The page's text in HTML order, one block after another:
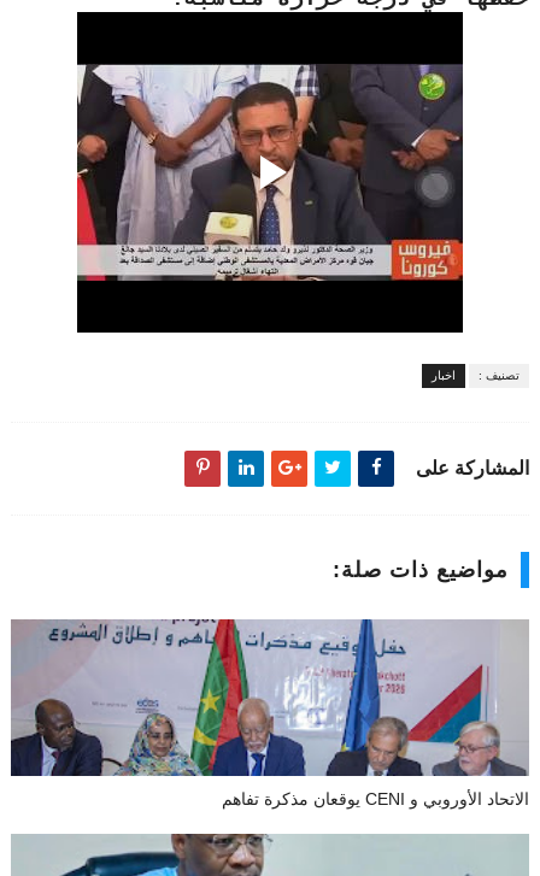
تصنيف : اخبار
المشاركة على
مواضيع ذات صلة:
الاتحاد الأوروبي و CENI يوقعان مذكرة تفاهم